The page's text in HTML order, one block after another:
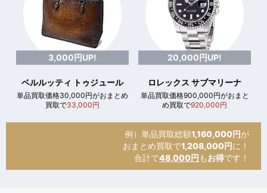
3,000円UP!
ベルルッティ トゥジュール
単品買取価格30,000円がおまとめ
買取で33,000円
20,000円UP!
ロレックス サブマリーナ
単品買取価格900,000円がおまと
め買取で920,000円
例）単品買取総額1,160,000円が
おまとめ買取で1,208,000円に！
合計で48,000円 もお得です！